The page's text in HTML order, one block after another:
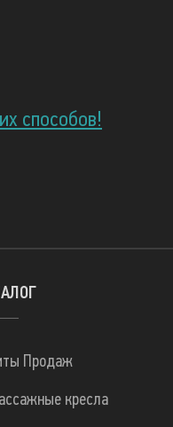
способов!
Продаж
кресла